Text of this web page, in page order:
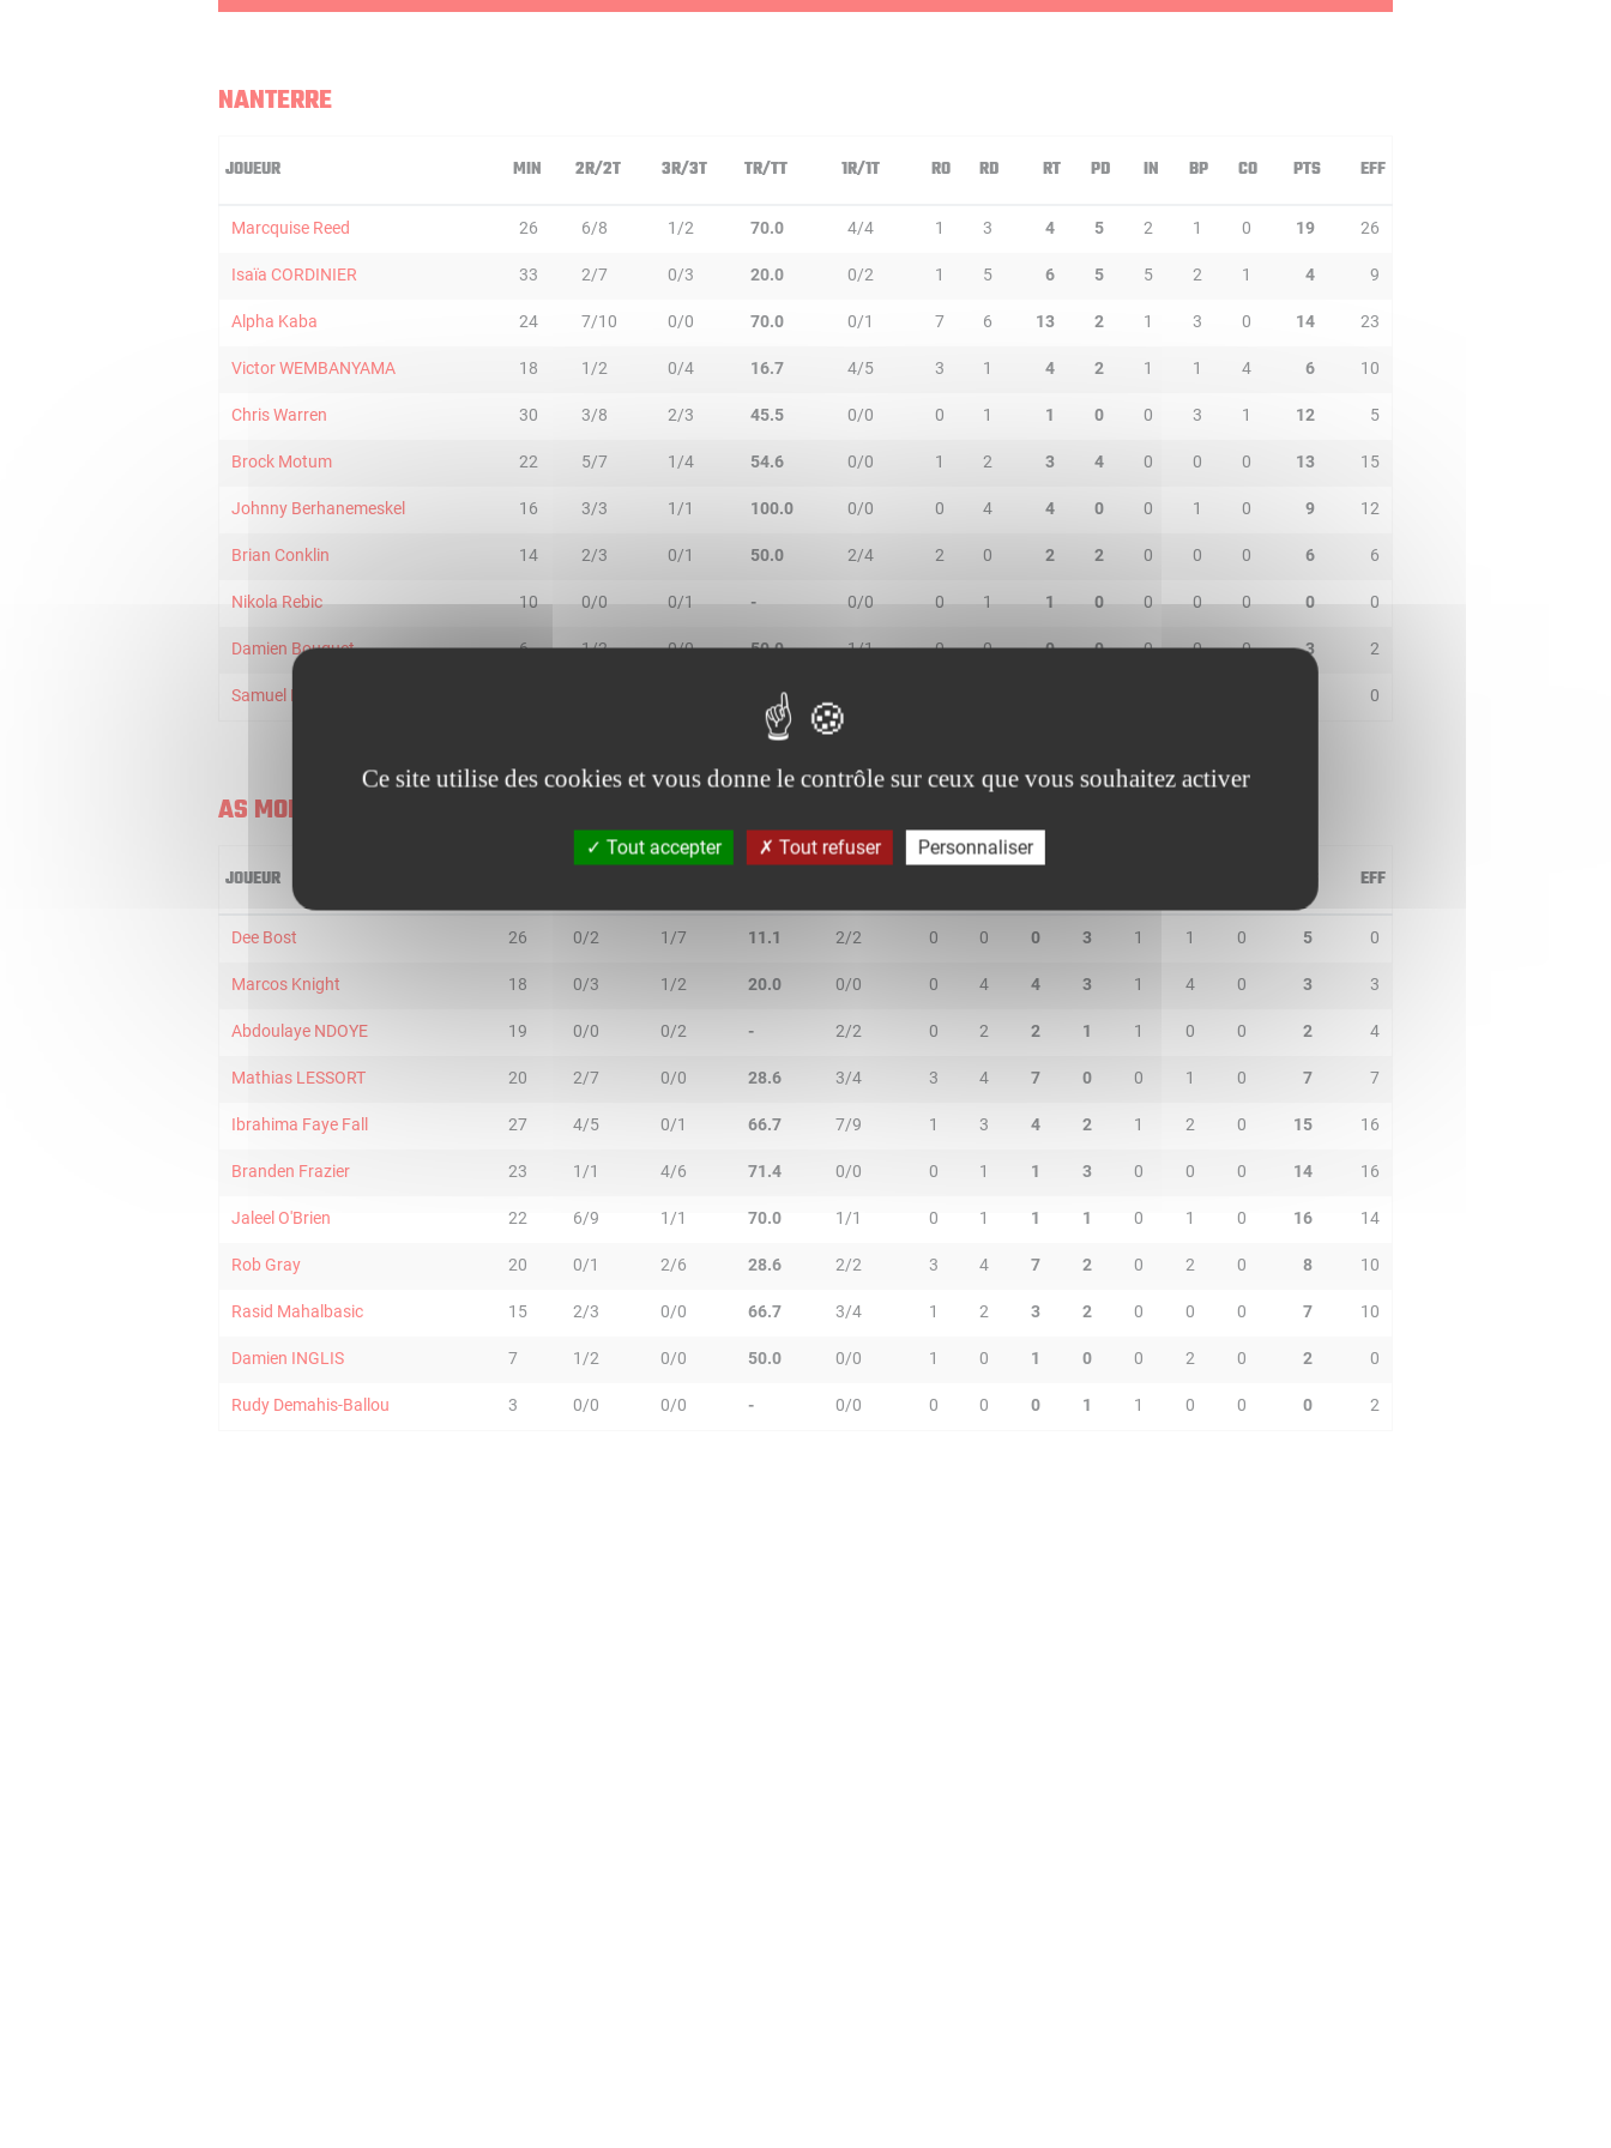
NANTERRE
JOUEUR MIN 2R/2T 3R/3T TR/TT 1R/1T RO RD RT PD IN BP CO PTS EFF
Marcquise Reed 26 6/8 1/2 70.0 4/4 1 3 4 5 2 1 0 19 26
Isaïa CORDINIER 33 2/7 0/3 20.0 0/2 1 5 6 5 5 2 1 4 9
Alpha Kaba 24 7/10 0/0 70.0 0/1 7 6 13 2 1 3 0 14 23
Victor WEMBANYAMA 18 1/2 0/4 16.7 4/5 3 1 4 2 1 1 4 6 10
Chris Warren 30 3/8 2/3 45.5 0/0 0 1 1 0 0 3 1 12 5
Brock Motum 22 5/7 1/4 54.6 0/0 1 2 3 4 0 0 0 13 15
Johnny Berhanemeskel 16 3/3 1/1 100.0 0/0 0 4 4 0 0 1 0 9 12
Brian Conklin 14 2/3 0/1 50.0 2/4 2 0 2 2 0 0 0 6 6
Nikola Rebic 10 0/0 0/1 - 0/0 0 1 1 0 0 0 0 0 0
Damien Bouquet 6 1/2 0/0 50.0 1/1 0 0 0 0 0 0 0 3 2
Samuel Eyango-Dingo 0
AS MONACO
JOUEUR EFF
Dee Bost 26 0/2 1/7 11.1 2/2 0 0 0 3 1 1 0 5 0
Marcos Knight 18 0/3 1/2 20.0 0/0 0 4 4 3 1 4 0 3 3
Abdoulaye NDOYE 19 0/0 0/2 - 2/2 0 2 2 1 1 0 0 2 4
Mathias LESSORT 20 2/7 0/0 28.6 3/4 3 4 7 0 0 1 0 7 7
Ibrahima Faye Fall 27 4/5 0/1 66.7 7/9 1 3 4 2 1 2 0 15 16
Branden Frazier 23 1/1 4/6 71.4 0/0 0 1 1 3 0 0 0 14 16
Jaleel O'Brien 22 6/9 1/1 70.0 1/1 0 1 1 1 0 1 0 16 14
Rob Gray 20 0/1 2/6 28.6 2/2 3 4 7 2 0 2 0 8 10
Rasid Mahalbasic 15 2/3 0/0 66.7 3/4 1 2 3 2 0 0 0 7 10
Damien INGLIS 7 1/2 0/0 50.0 0/0 1 0 1 0 0 2 0 2 0
Rudy Demahis-Ballou 3 0/0 0/0 - 0/0 0 0 0 1 1 0 0 0 2
Ce site utilise des cookies et vous donne le contrôle sur ceux que vous souhaitez activer
Tout accepter Tout refuser Personnaliser